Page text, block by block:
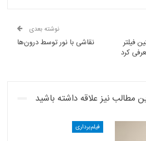
فیلتر
کرد
نوشته بعدی
نقاشی با نور توسط درون‌ها
مطالب نیز علاقه داشته باشید
فیلم‌برداری